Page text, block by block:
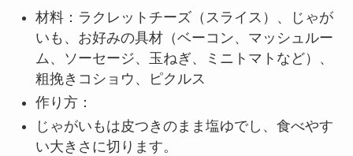
材料：ラクレットチーズ（スライス）、じゃが
いも、お好みの具材（ベーコン、マッシュルー
ム、ソーセージ、玉ねぎ、ミニトマトなど）、
粗挽きコショウ、ピクルス
作り方：
じゃがいもは皮つきのまま塩ゆでし、食べやす
い大きさに切ります。